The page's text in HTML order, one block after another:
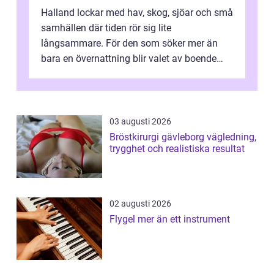
Halland lockar med hav, skog, sjöar och små
samhällen där tiden rör sig lite
långsammare. För den som söker mer än
bara en övernattning blir valet av boende
utgå...
03 augusti 2026
Bröstkirurgi gävleborg vägledning,
trygghet och realistiska resultat
02 augusti 2026
Flygel mer än ett instrument